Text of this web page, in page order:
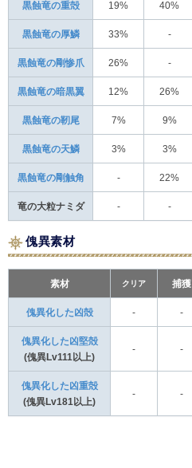
黒蝕竜の重殻 19% 40%
黒蝕竜の厚鱗 33% -
黒蝕竜の剛惨爪 26% -
黒蝕竜の暗黒翼 12% 26%
黒蝕竜の靭尾 7% 9%
黒蝕竜の天鱗 3% 3%
黒蝕竜の剛触角 - 22%
竜の大粒ナミダ - -
傀異素材
素材 クリア 捕獲
傀異化した凶殻 - -
傀異化した凶堅殻
(傀異Lv111以上)
- -
傀異化した凶重殻
(傀異Lv181以上)
- -